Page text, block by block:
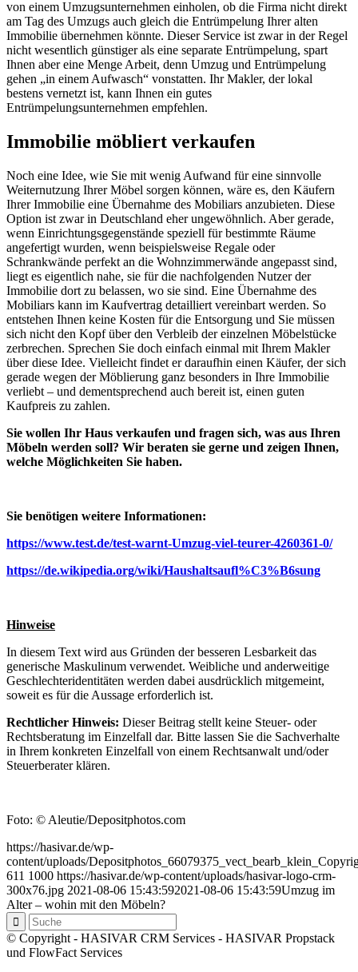
von einem Umzugsunternehmen einholen, ob die Firma nicht direkt
am Tag des Umzugs auch gleich die Entrümpelung Ihrer alten
Immobilie übernehmen könnte. Dieser Service ist zwar in der Regel
nicht wesentlich günstiger als eine separate Entrümpelung, spart
Ihnen aber eine Menge Arbeit, denn Umzug und Entrümpelung
gehen „in einem Aufwasch“ vonstatten. Ihr Makler, der lokal
bestens vernetzt ist, kann Ihnen ein gutes
Entrümpelungsunternehmen empfehlen.
Immobilie möbliert verkaufen
Noch eine Idee, wie Sie mit wenig Aufwand für eine sinnvolle
Weiternutzung Ihrer Möbel sorgen können, wäre es, den Käufern
Ihrer Immobilie eine Übernahme des Mobiliars anzubieten. Diese
Option ist zwar in Deutschland eher ungewöhnlich. Aber gerade,
wenn Einrichtungsgegenstände speziell für bestimmte Räume
angefertigt wurden, wenn beispielsweise Regale oder
Schrankwände perfekt an die Wohnzimmerwände angepasst sind,
liegt es eigentlich nahe, sie für die nachfolgenden Nutzer der
Immobilie dort zu belassen, wo sie sind. Eine Übernahme des
Mobiliars kann im Kaufvertrag detailliert vereinbart werden. So
entstehen Ihnen keine Kosten für die Entsorgung und Sie müssen
sich nicht den Kopf über den Verbleib der einzelnen Möbelstücke
zerbrechen. Sprechen Sie doch einfach einmal mit Ihrem Makler
über diese Idee. Vielleicht findet er daraufhin einen Käufer, der sich
gerade wegen der Möblierung ganz besonders in Ihre Immobilie
verliebt – und dementsprechend auch bereit ist, einen guten
Kaufpreis zu zahlen.
Sie wollen Ihr Haus verkaufen und fragen sich, was aus Ihren
Möbeln werden soll? Wir beraten sie gerne und zeigen Ihnen,
welche Möglichkeiten Sie haben.
Sie benötigen weitere Informationen:
https://www.test.de/test-warnt-Umzug-viel-teurer-4260361-0/
https://de.wikipedia.org/wiki/Haushaltsaufl%C3%B6sung
Hinweise
In diesem Text wird aus Gründen der besseren Lesbarkeit das
generische Maskulinum verwendet. Weibliche und anderweitige
Geschlechteridentitäten werden dabei ausdrücklich mitgemeint,
soweit es für die Aussage erforderlich ist.
Rechtlicher Hinweis: Dieser Beitrag stellt keine Steuer- oder
Rechtsberatung im Einzelfall dar. Bitte lassen Sie die Sachverhalte
in Ihrem konkreten Einzelfall von einem Rechtsanwalt und/oder
Steuerberater klären.
Foto: © Aleutie/Depositphotos.com
https://hasivar.de/wp-
content/uploads/
611 1000 https://hasivar.de/wp-content/uploads/hasivar-logo-crm-
300x76.jpg 2021-08-06 15:43:592021-08-06 15:43:59Umzug im
Alter – wohin mit den Möbeln?
© Copyright - HASIVAR CRM Services - HASIVAR Propstack
und FlowFact Services